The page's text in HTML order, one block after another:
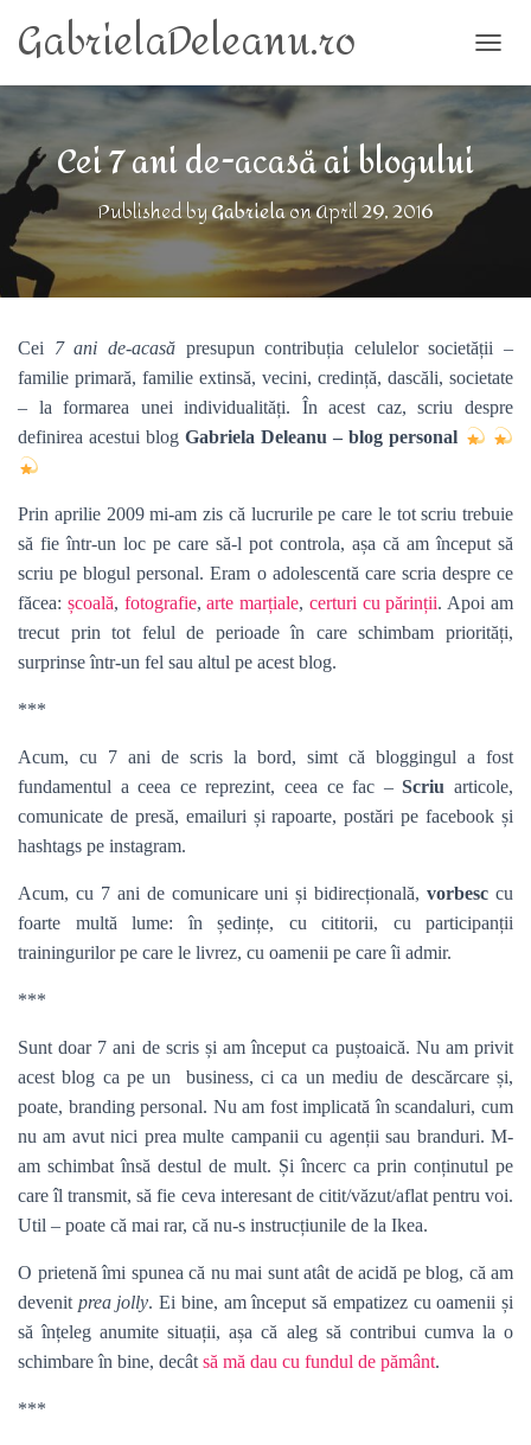
GabrielaDeleanu.ro
Cei 7 ani de-acasă ai blogului
Published byGabrielaonApril 29, 2016
Cei 7 ani de-acasăpresupun contribuția celulelor societății –
familie primară, familie extinsă, vecini, credință, dascăli, societate
– la formarea unei individualități. În acest caz, scriu despre
definirea acestui blogGabriela Deleanu – blog personal
Prin aprilie 2009 mi-am zis că lucrurile pe care le tot scriu trebuie
să fie într-un loc pe care să-l pot controla, așa că am început să
scriu pe blogul personal. Eram o adolescentă care scria despre ce
făcea: școală, fotografie,arte marțiale, certuri cu părinții. Apoi am
trecut prin tot felul de perioade în care schimbam priorități,
surprinse într-un fel sau altul pe acest blog.
***
Acum, cu 7 ani de scris la bord, simt că bloggingul a fost
fundamentul a ceea ce reprezint, ceea ce fac –Scriu articole,
comunicate de presă, emailuri și rapoarte, postări pe facebook și
hashtags pe instagram.
Acum, cu 7 ani de comunicare uni și bidirecțională,vorbesc cu
foarte multă lume: în ședințe, cu cititorii, cu participanții
trainingurilor pe care le livrez, cu oamenii pe care îi admir.
***
Sunt doar 7 ani de scris și am început ca puștoaică. Nu am privit
acest blog ca pe un business, ci ca un mediu de descărcare și,
poate, branding personal. Nu am fost implicată în scandaluri, cum
nu am avut nici prea multe campanii cu agenții sau branduri. M-
am schimbat însă destul de mult. Și încerc ca prin conținutul pe
care îl transmit, să fie ceva interesant de citit/văzut/aflat pentru voi.
Util – poate că mai rar, că nu-s instrucțiunile de la Ikea.
O prietenă îmi spunea că nu mai sunt atât de acidă pe blog, că am
devenit prea jolly. Ei bine, am început să empatizez cu oamenii și
să înțeleg anumite situații, așa că aleg să contribui cumva la o
schimbare în bine, decât să mă dau cu fundul de pământ.
***